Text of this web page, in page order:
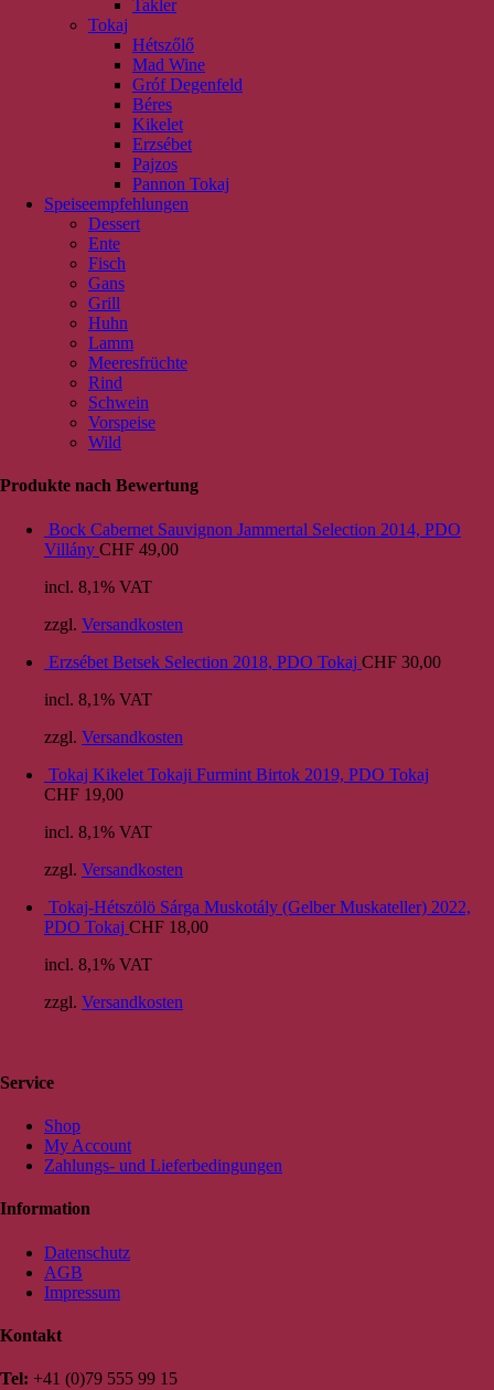
Takler
Tokaj
Hétszőlő
Mad Wine
Gróf Degenfeld
Béres
Kikelet
Erzsébet
Pajzos
Pannon Tokaj
Speiseempfehlungen
Dessert
Ente
Fisch
Gans
Grill
Huhn
Lamm
Meeresfrüchte
Rind
Schwein
Vorspeise
Wild
Produkte nach Bewertung
Bock Cabernet Sauvignon Jammertal Selection 2014, PDO
Villány CHF 49,00
incl. 8,1% VAT
zzgl. Versandkosten
Erzsébet Betsek Selection 2018, PDO Tokaj CHF 30,00
incl. 8,1% VAT
zzgl. Versandkosten
Tokaj Kikelet Tokaji Furmint Birtok 2019, PDO Tokaj
CHF 19,00
incl. 8,1% VAT
zzgl. Versandkosten
Tokaj-Hétszölö Sárga Muskotály (Gelber Muskateller) 2022,
PDO Tokaj CHF 18,00
incl. 8,1% VAT
zzgl. Versandkosten
Service
Shop
My Account
Zahlungs- und Lieferbedingungen
Information
Datenschutz
AGB
Impressum
Kontakt
Tel: +41 (0)79 555 99 15